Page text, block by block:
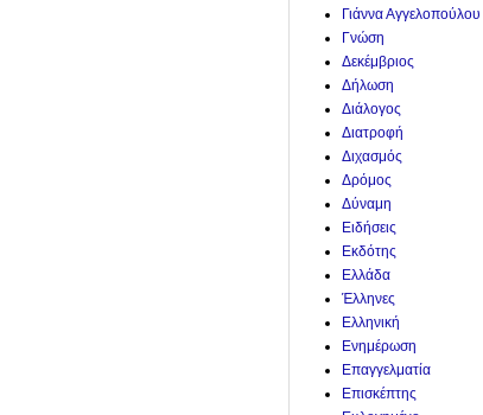
Γιάννα Αγγελοπούλου
Γνώση
Δεκέμβριος
Δήλωση
Διάλογος
Διατροφή
Διχασμός
Δρόμος
Δύναμη
Ειδήσεις
Εκδότης
Ελλάδα
Έλληνες
Ελληνική
Ενημέρωση
Επαγγελματία
Επισκέπτης